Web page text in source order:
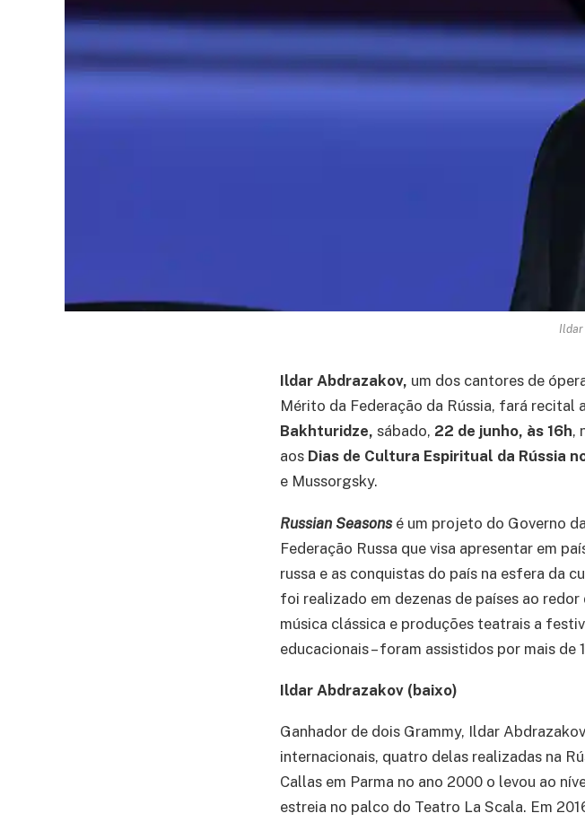
Ildar
Ildar Abdrazakov, um dos cantores de
Mérito da Federação da Rússia, fará recital
Bakhturidze, sábado, 22 de junho, às 16h,
aos Dias de Cultura Espiritual da Rússia
e Mussorgsky.
Russian Seasonsé um projeto do Governo
Federação Russa que visa apresentar em
russa e as conquistas do país na esfera da
foi realizado em dezenas de países ao
música clássica e produções teatrais a
educacionais – foram assistidos por mais de
Ildar Abdrazakov (baixo)
Ganhador de dois Grammy, Ildar
internacionais, quatro delas realizadas na
Callas em Parma no ano 2000 o levou ao
estreia no palco do Teatro La Scala. Em